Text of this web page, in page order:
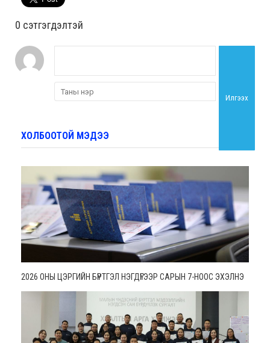
0 cэтгэгдэлтэй
Илгээх
ХОЛБООТОЙ МЭДЭЭ
2026 ОНЫ ЦЭРГИЙН БҮРТГЭЛ НЭГДҮГЭЭР САРЫН 7-НООС ЭХЭЛНЭ